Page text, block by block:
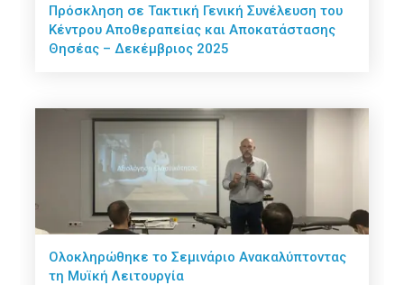
Πρόσκληση σε Τακτική Γενική Συνέλευση του
Κέντρου Αποθεραπείας και Αποκατάστασης
Θησέας – Δεκέμβριος 2025
Ολοκληρώθηκε το Σεμινάριο Ανακαλύπτοντας
τη Μυϊκή Λειτουργία